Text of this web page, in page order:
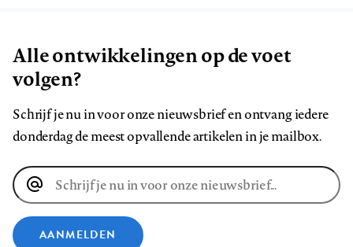
Alle ontwikkelingen op de voet
volgen?
Schrijf je nu in voor onze nieuwsbrief en ontvang iedere
donderdag de meest opvallende artikelen in je mailbox.
E-
mailadres
AANMELDEN